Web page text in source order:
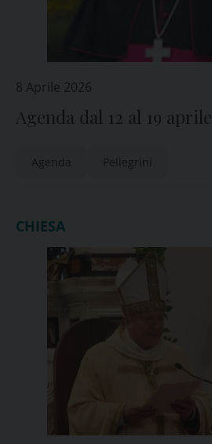
8 Aprile 2026
Agenda dal 12 al 19 aprile
Agenda Pellegrini
CHIESA